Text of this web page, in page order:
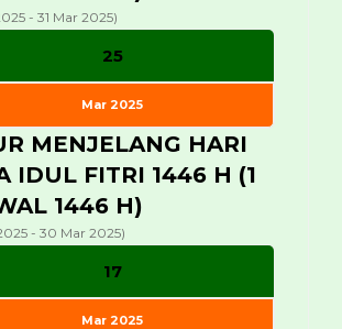
- 31 Mar 2025)
25
Mar 2025
MENJELANG HARI
IDUL FITRI 1446 H (1
1446 H)
- 30 Mar 2025)
17
Mar 2025